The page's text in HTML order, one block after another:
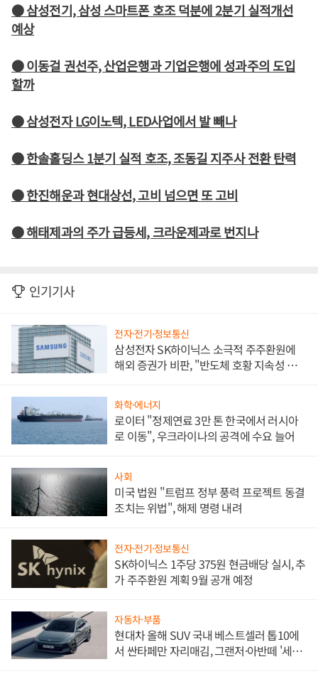
● 삼성전기, 삼성 스마트폰 호조 덕분에 2분기 실적개선
예상
● 이동걸 권선주, 산업은행과 기업은행에 성과주의 도입
할까
● 삼성전자 LG이노텍, LED사업에서 발 빼나
● 한솔홀딩스 1분기 실적 호조, 조동길 지주사 전환 탄력
● 한진해운과 현대상선, 고비 넘으면 또 고비
● 해태제과의 주가 급등세, 크라운제과로 번지나
인기기사
전자·전기·정보통신
삼성전자 SK하이닉스 소극적 주주환원에
해외 증권가 비판, "반도체 호황 지속성 의
화학·에너지
로이터 "정제연료 3만 톤 한국에서 러시아
로 이동", 우크라이나의 공격에 수요 늘어
사회
미국 법원 "트럼프 정부 풍력 프로젝트 동결
조치는 위법", 해제 명령 내려
전자·전기·정보통신
SK하이닉스 1주당 375원 현금배당 실시, 추
가 주주환원 계획 9월 공개 예정
자동차·부품
현대차 올해 SUV 국내 베스트셀러 톱10에
서 싼타페만 자리매김, 그랜저·아반떼 '세단